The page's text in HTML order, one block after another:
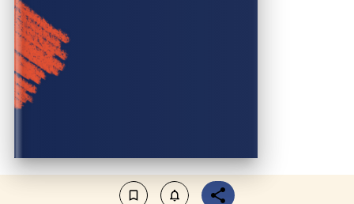
bookmark_border notifications_none_outlined